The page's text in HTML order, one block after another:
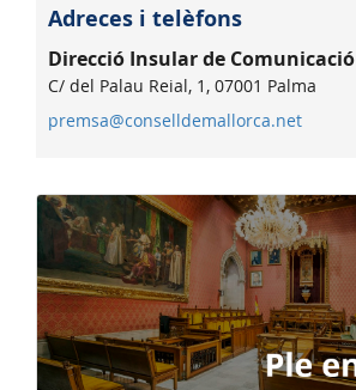
Adreces i telèfons
Direcció Insular de Comunicació
C/ del Palau Reial, 1, 07001 Palma
premsa@conselldemallorca.net